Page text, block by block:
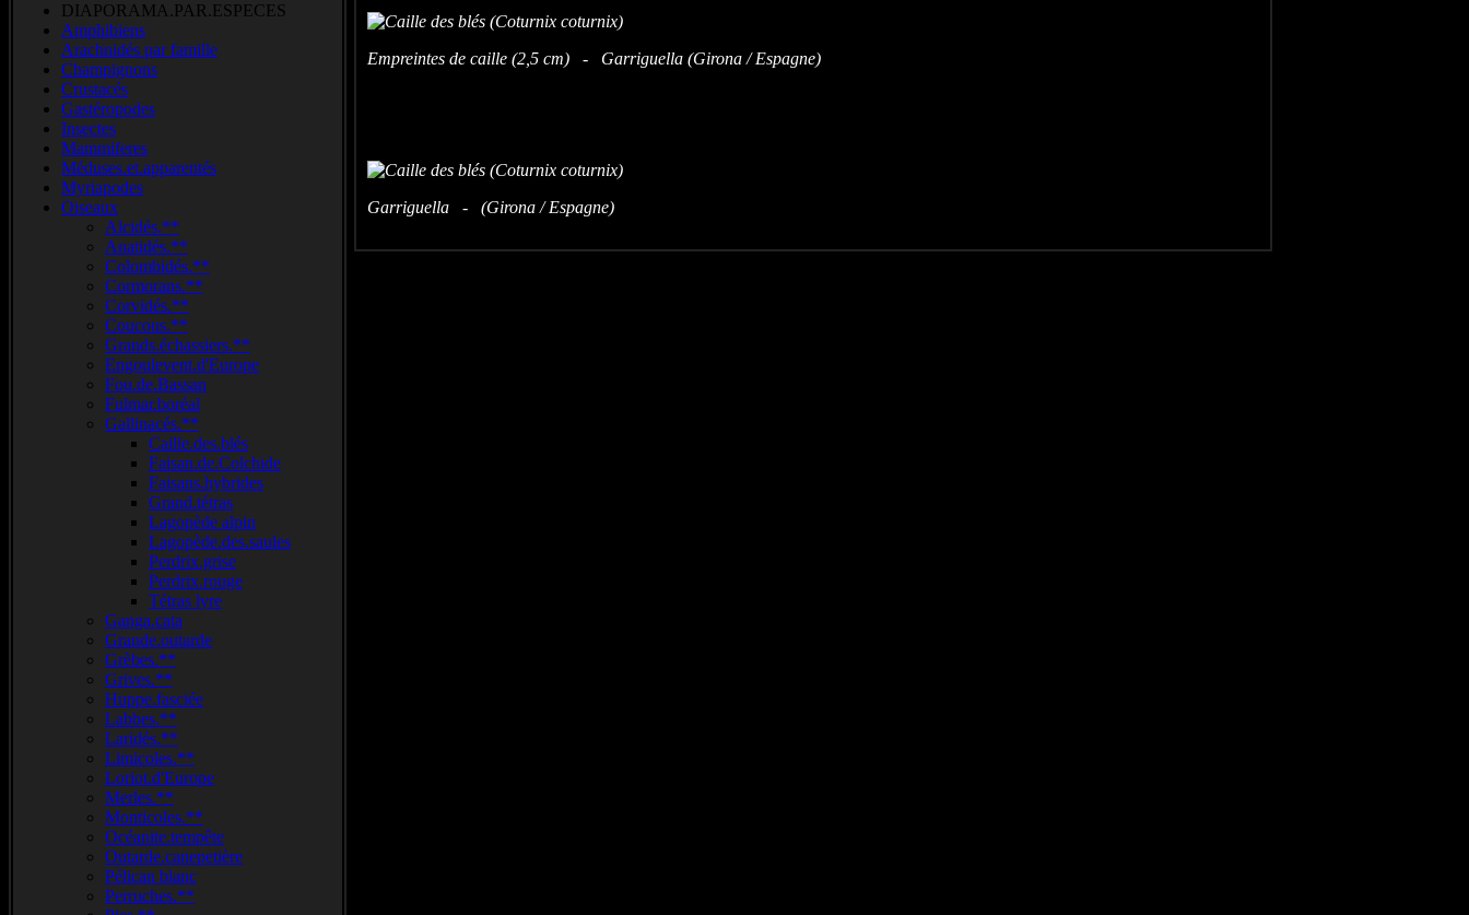
DIAPORAMA.PAR.ESPECES
Amphibiens
Arachnidés par famille
Champignons
Crustacés
Gastéropodes
Insectes
Mammiferes
Méduses.et.apparentés
Myriapodes
Oiseaux
Alcidés.**
Anatidés.**
Colombidés.**
Cormorans.**
Corvidés.**
Coucous.**
Grands.échassiers.**
Engoulevent.d'Europe
Fou.de.Bassan
Fulmar.boréal
Gallinacés.**
Caille.des.blés
Faisan.de.Colchide
Faisans.hybrides
Grand.tétras
Lagopède alpin
Lagopède.des.saules
Perdrix.grise
Perdrix.rouge
Tétras lyre
Ganga.cata
Grande.outarde
Grèbes.**
Grives.**
Huppe.fasciée
Labbes.**
Laridés.**
Limicoles.**
Loriot.d'Europe
Merles.**
Monticoles.**
Océanite.tempête
Outarde.canepetière
Pélican blanc
Perruches.**
Empreintes de caille (2,5 cm) - Garriguella (Girona / Espagne)
Garriguella - (Girona / Espagne)